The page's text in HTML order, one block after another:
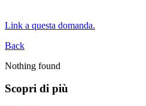
Link a questa domanda.
Back
Nothing found
Scopri di più